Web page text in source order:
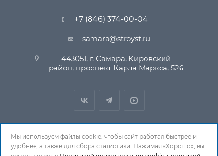
+7 (846) 374-00-04
samara@stroyst.ru
443051, г. Самара, Кировский
район, проспект Карла Маркса, 526
Мы используем файлы cookie, чтобы сайт работал быстрее и
удобнее, а также для сбора статистики. Нажимая «Хорошо», вы